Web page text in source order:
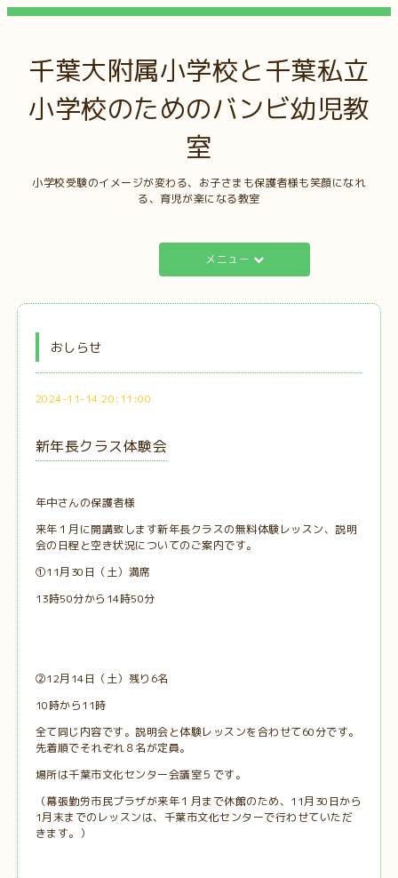
千葉大附属小学校と千葉私立
小学校のためのバンビ幼児教
室
小学校受験のイメージが変わる、お子さまも保護者様も笑顔になれ
る、育児が楽になる教室
メニュー
おしらせ
2024-11-14 20:11:00
新年長クラス体験会
年中さんの保護者様
来年１月に開講致します新年長クラスの無料体験レッスン、説明
会の日程と空き状況についてのご案内です。
①11月30日（土）満席
13時50分から14時50分
②12月14日（土）残り6名
10時から11時
全て同じ内容です。説明会と体験レッスンを合わせて60分です。
先着順でそれぞれ８名が定員。
場所は千葉市文化センター会議室５です。
（幕張勤労市民プラザが来年１月まで休館のため、11月30日から
1月末までのレッスンは、千葉市文化センターで行わせていただ
きます。）